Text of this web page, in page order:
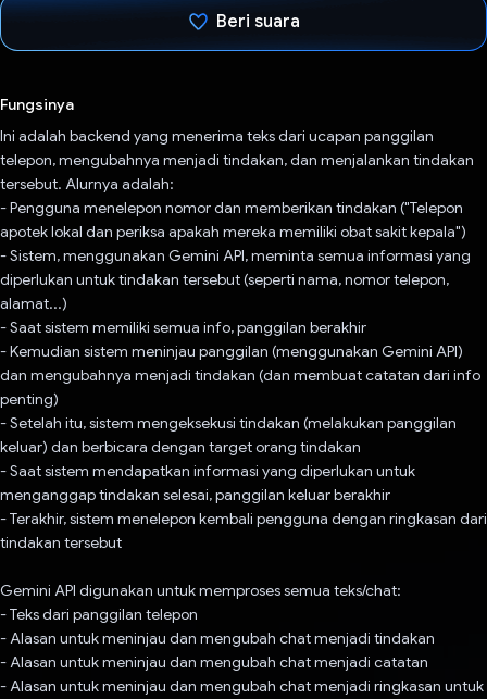
Beri suara
Fungsinya
Ini adalah backend yang menerima teks dari ucapan panggilan
telepon, mengubahnya menjadi tindakan, dan menjalankan tindakan
tersebut. Alurnya adalah:
- Pengguna menelepon nomor dan memberikan tindakan ("Telepon
apotek lokal dan periksa apakah mereka memiliki obat sakit kepala")
- Sistem, menggunakan Gemini API, meminta semua informasi yang
diperlukan untuk tindakan tersebut (seperti nama, nomor telepon,
alamat...)
- Saat sistem memiliki semua info, panggilan berakhir
- Kemudian sistem meninjau panggilan (menggunakan Gemini API)
dan mengubahnya menjadi tindakan (dan membuat catatan dari info
penting)
- Setelah itu, sistem mengeksekusi tindakan (melakukan panggilan
keluar) dan berbicara dengan target orang tindakan
- Saat sistem mendapatkan informasi yang diperlukan untuk
menganggap tindakan selesai, panggilan keluar berakhir
- Terakhir, sistem menelepon kembali pengguna dengan ringkasan dari
tindakan tersebut
Gemini API digunakan untuk memproses semua teks/chat:
- Teks dari panggilan telepon
- Alasan untuk meninjau dan mengubah chat menjadi tindakan
- Alasan untuk meninjau dan mengubah chat menjadi catatan
- Alasan untuk meninjau dan mengubah chat menjadi ringkasan untuk